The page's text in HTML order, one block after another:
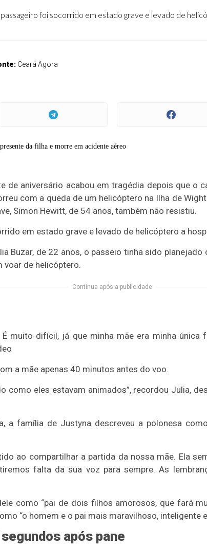
foi socorrido em estado grave e levado de
Ceará Agora
de aniversário acabou em tragédia depois que o
com a queda de um helicóptero na Ilha de
Simon Hewitt, de 54 anos, também não resistiu.
em estado grave e levado de helicóptero a
Buzar, de 22 anos, o passeio tinha sido
voar de helicóptero.
Continua após a publicidade
muito difícil, já que minha mãe era minha única
a mãe apenas 40 minutos antes do voo.
como eles estavam animados”, recordou Julia,
a família de Justyna descreveu a polonesa
ao compartilhar a partida da nossa mãe. Ela
falta da sua voz para sempre. As
como “pai de dois filhos amorosos, que fará
“o homem e o pai mais maravilhoso, inteligente
após pane